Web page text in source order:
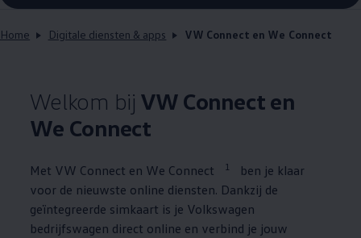
Home Digitale diensten & apps VW Connect en We Connect
Welkom bij VW Connect en
We Connect
Met VW Connect en We Connect 1
ben je klaar
voor de nieuwste online diensten. Dankzij de
geïntegreerde simkaart is je Volkswagen
bedrijfswagen direct online en verbind je jouw